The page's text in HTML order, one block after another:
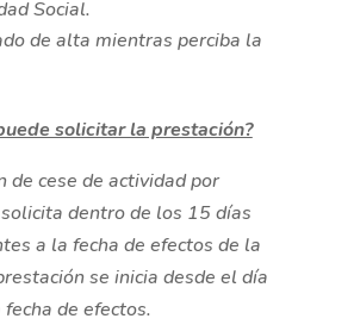
Social.
de alta mientras perciba la
solicitar la prestación?
de cese de actividad por
dentro de los 15 días
a la fecha de efectos de la
se inicia desde el día
de efectos.